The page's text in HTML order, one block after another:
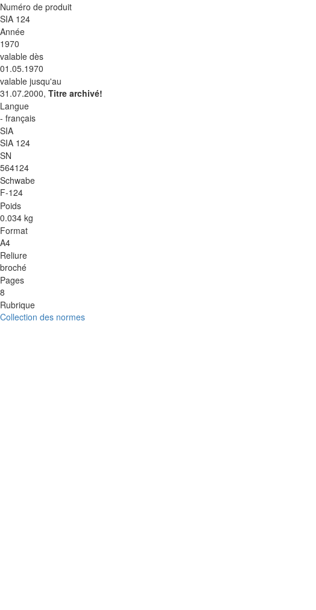
Numéro de produit
SIA 124
Année
1970
valable dès
01.05.1970
valable jusqu'au
31.07.2000, Titre archivé!
Langue
- français
SIA
SIA 124
SN
564124
Schwabe
F-124
Poids
0.034 kg
Format
A4
Reliure
broché
Pages
8
Rubrique
Collection des normes